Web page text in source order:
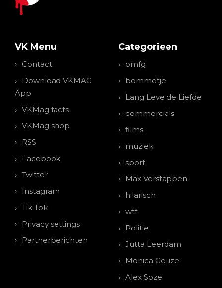
VK Menu
Contact
Download VKMAG
App
VKMag facts
VKMag shop
RSS
Facebook
Twitter
Instagram
Tik Tok
Privacy settings
Partnerberichten
Categorieen
omfg
bommetje
Lang Leve de Liefde
commercials
films
muziek
sport
Max Verstappen
hilarisch
wtf
Politie
Jutta Leerdam
Monica Geuze
Alex Soze